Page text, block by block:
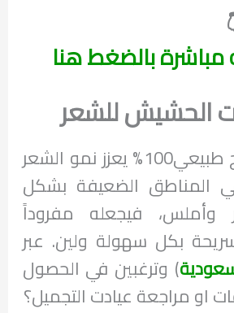
بالضغط هنا
الحشيش للشعر
ترغبين في منتج طبيعي100% يعزز نمو الشعر
المناطق الضعيفة بشكل
فيجعله مفروداً
بكل سهولة ولين. عبر
) وترغبين في الحصول
او مراجعة عيادت التجميل؟